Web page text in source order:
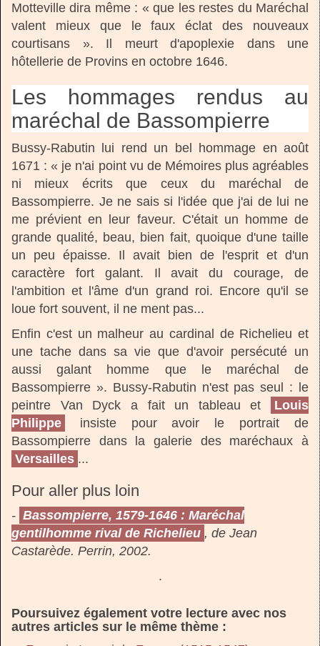
Motteville dira même : « que les restes du Maréchal
valent mieux que le faux éclat des nouveaux
courtisans ». Il meurt d'apoplexie dans une
hôtellerie de Provins en octobre 1646.
Les hommages rendus au
maréchal de Bassompierre
Bussy-Rabutin lui rend un bel hommage en août
1671 : « je n'ai point vu de Mémoires plus agréables
ni mieux écrits que ceux du maréchal de
Bassompierre. Je ne sais si l'idée que j'ai de lui ne
me prévient en leur faveur. C'était un homme de
grande qualité, beau, bien fait, quoique d'une taille
un peu épaisse. Il avait bien de l'esprit et d'un
caractère fort galant. Il avait du courage, de
l'ambition et l'âme d'un grand roi. Encore qu'il se
loue fort souvent, il ne ment pas...
Enfin c'est un malheur au cardinal de Richelieu et
une tache dans sa vie que d'avoir persécuté un
aussi galant homme que le maréchal de
Bassompierre ». Bussy-Rabutin n'est pas seul : le
peintre Van Dyck a fait un tableau et
Louis
Philippe
insiste pour avoir le portrait de
Bassompierre dans la galerie des maréchaux à
Versailles ...
Pour aller plus loin
- Bassompierre, 1579-1646 : Maréchal
gentilhomme rival de Richelieu , de Jean
Castarède. Perrin, 2002.
.
Poursuivez également votre lecture avec nos
autres articles sur le même thème :